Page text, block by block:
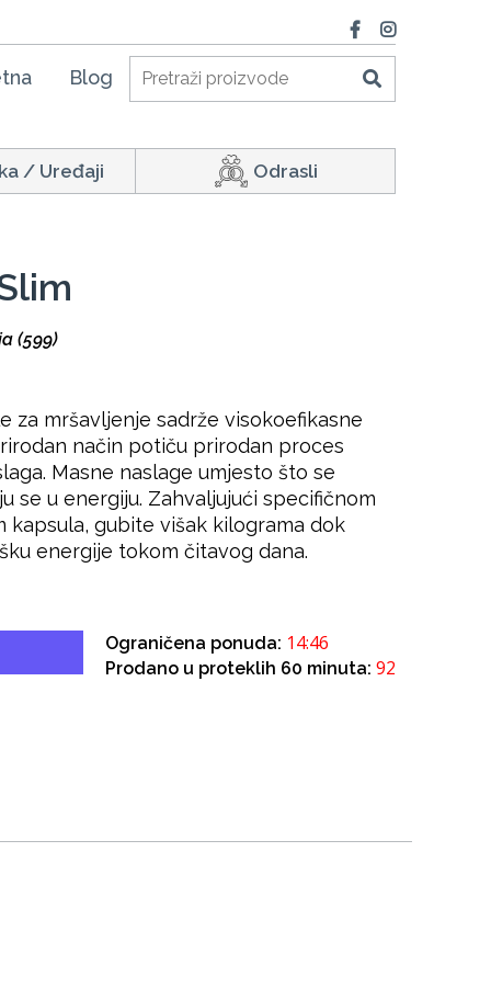
Blog
/ Uređaji Odrasli
(599)
za mršavljenje sadrže visokoefikasne
način potiču prirodan proces
Masne naslage umjesto što se
se u energiju. Zahvaljujući specifičnom
kapsula, gubite višak kilograma dok
energije tokom čitavog dana.
Ograničena ponuda: 14:46
Prodano u proteklih 60 minuta: 92